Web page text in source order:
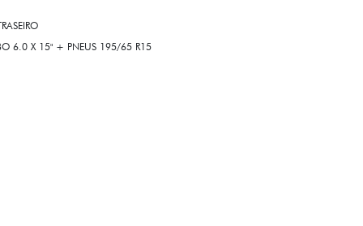
6.0 X 15" + PNEUS 195/65 R15